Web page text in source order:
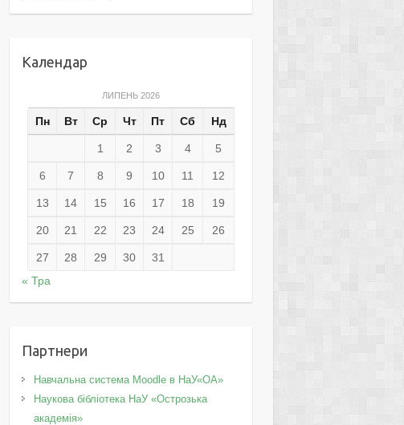
Календар
ЛИПЕНЬ 2026
Пн Вт Ср Чт Пт Сб Нд
1 2 3 4 5
6 7 8 9 10 11 12
13 14 15 16 17 18 19
20 21 22 23 24 25 26
27 28 29 30
31
« Тра
Партнери
Навчальна система Moodle в НаУ«ОА»
Наукова бібліотека НаУ «Острозька
академія»